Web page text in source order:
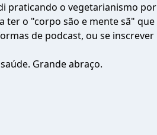
praticando o vegetarianismo por
ter o "corpo são e mente sã" que
de podcast, ou se inscrever
Grande abraço.